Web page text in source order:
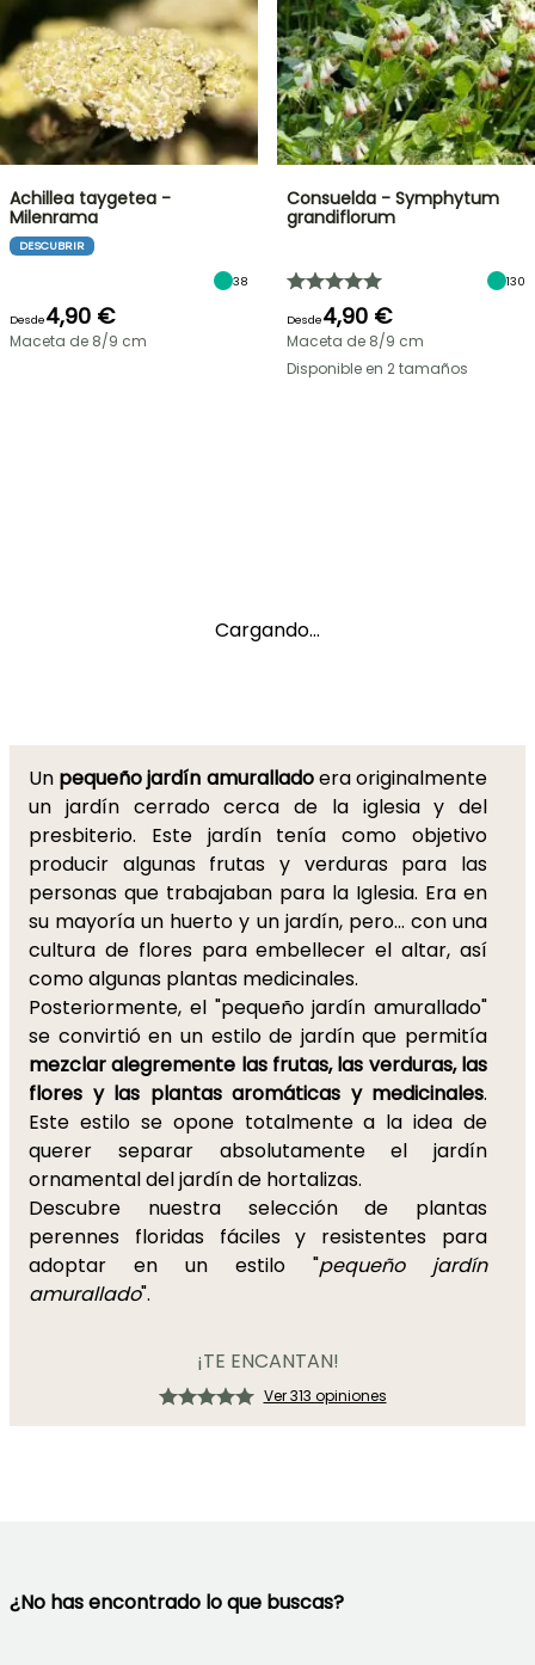
Achillea taygetea -
Milenrama
DESCUBRIR
38
Desde4,90 €
Maceta de 8/9 cm
Consuelda - Symphytum
grandiflorum
130
Desde4,90 €
Maceta de 8/9 cm
Disponible en 2 tamaños
Cargando...
Un pequeño jardín amuralladoera originalmente
un jardín cerrado cerca de la iglesia y del
presbiterio. Este jardín tenía como objetivo
producir algunas frutas y verduras para las
personas que trabajaban para la Iglesia. Era en
su mayoría un huerto y un jardín, pero... con una
cultura de flores para embellecer el altar, así
como algunas plantas medicinales.
Posteriormente, el "pequeño jardín amurallado"
se convirtió en un estilo de jardín que permitía
mezclar alegremente las frutas, las verduras, las
flores y las plantas aromáticas y medicinales.
Este estilo se opone totalmente a la idea de
querer separar absolutamente el jardín
ornamental del jardín de hortalizas.
Descubre nuestra selección de plantas
perennes floridas fáciles y resistentes para
adoptar en un estilo "pequeño jardín
amurallado".
¡TE ENCANTAN!
Ver 313 opiniones
¿No has encontrado lo que buscas?